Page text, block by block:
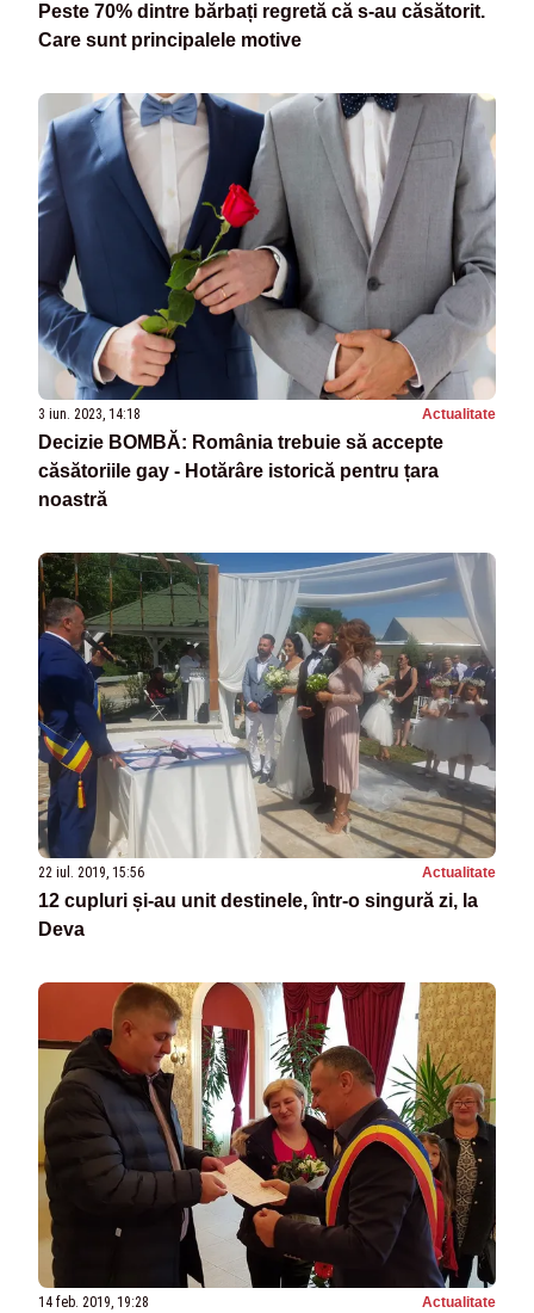
Peste 70% dintre bărbați regretă că s-au căsătorit.
Care sunt principalele motive
3 iun. 2023, 14:18 Actualitate
Decizie BOMBĂ: România trebuie să accepte
căsătoriile gay - Hotărâre istorică pentru țara
noastră
22 iul. 2019, 15:56 Actualitate
12 cupluri și-au unit destinele, într-o singură zi, la
Deva
14 feb. 2019, 19:28 Actualitate